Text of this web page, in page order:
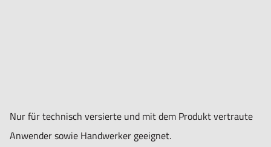
Nur für technisch versierte und mit dem Produkt vertraute
Anwender sowie Handwerker geeignet.